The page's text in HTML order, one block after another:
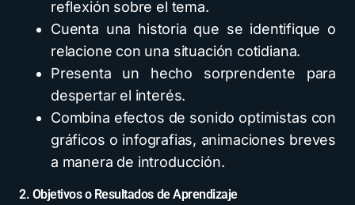
reflexión sobre el tema.
Cuenta una historia que se identifique o
relacione con una situación cotidiana.
Presenta un hecho sorprendente para
despertar el interés.
Combina efectos de sonido optimistas con
gráficos o infografias, animaciones breves
a manera de introducción.
2. Objetivos o Resultados de Aprendizaje